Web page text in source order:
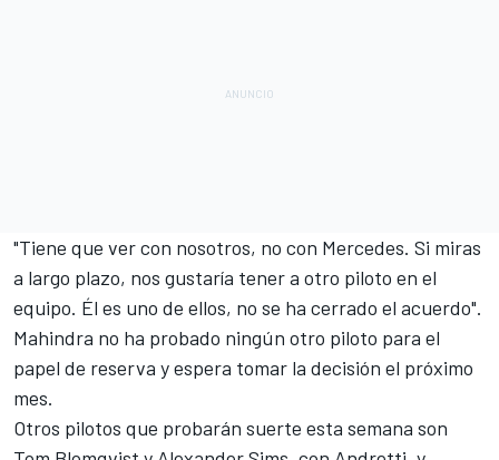
"Tiene que ver con nosotros, no con Mercedes. Si miras
a largo plazo, nos gustaría tener a otro piloto en el
equipo. Él es uno de ellos, no se ha cerrado el acuerdo".
Mahindra no ha probado ningún otro piloto para el
papel de reserva y espera tomar la decisión el próximo
mes.
Otros pilotos que probarán suerte esta semana son